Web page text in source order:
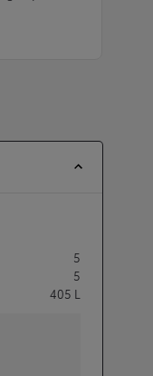
5
5
405 L